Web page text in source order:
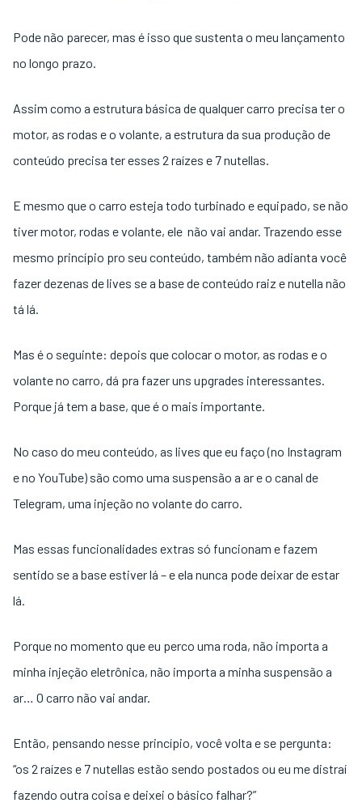
Pode não parecer, mas é isso que sustenta o meu lançamento
no longo prazo.
Assim como a estrutura básica de qualquer carro precisa ter o
motor, as rodas e o volante, a estrutura da sua produção de
conteúdo precisa ter esses 2 raízes e 7 nutellas.
E mesmo que o carro esteja todo turbinado e equipado, se não
tiver motor, rodas e volante, ele não vai andar. Trazendo esse
mesmo princípio pro seu conteúdo, também não adianta você
fazer dezenas de lives se a base de conteúdo raiz e nutella não
tá lá.
Mas é o seguinte: depois que colocar o motor, as rodas e o
volante no carro, dá pra fazer uns upgrades interessantes.
Porque já tem a base, que é o mais importante.
No caso do meu conteúdo, as lives que eu faço (no Instagram
e no YouTube) são como uma suspensão a ar e o canal de
Telegram, uma injeção no volante do carro.
Mas essas funcionalidades extras só funcionam e fazem
sentido se a base estiver lá – e ela nunca pode deixar de estar
lá.
Porque no momento que eu perco uma roda, não importa a
minha injeção eletrônica, não importa a minha suspensão a
ar… O carro não vai andar.
Então, pensando nesse princípio, você volta e se pergunta:
“os 2 raízes e 7 nutellas estão sendo postados ou eu me distraí
fazendo outra coisa e deixei o básico falhar?”